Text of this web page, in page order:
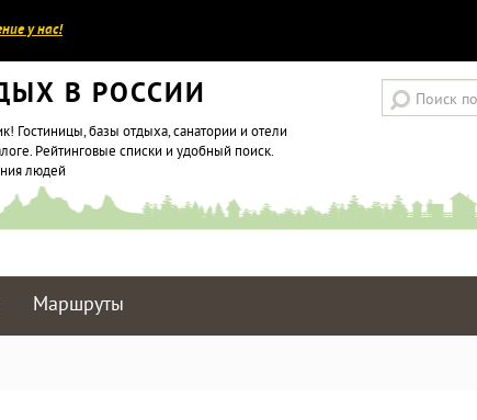
у нас!
В РОССИИ
Гостиницы, базы отдыха, санатории и отели
Рейтинговые списки и удобный поиск.
людей
Маршруты